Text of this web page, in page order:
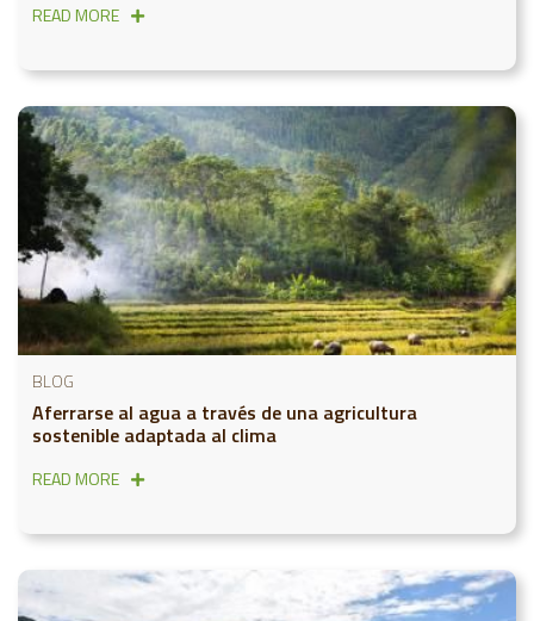
READ MORE
BLOG
Aferrarse al agua a través de una agricultura
sostenible adaptada al clima
READ MORE